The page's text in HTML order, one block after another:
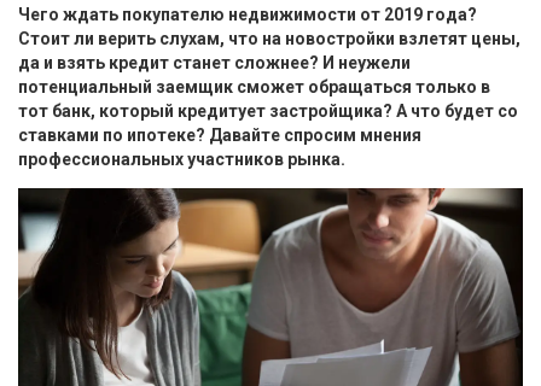
Чего ждать покупателю недвижимости от 2019 года?
Стоит ли верить слухам, что на новостройки взлетят цены,
да и взять кредит станет сложнее? И неужели
потенциальный заемщик сможет обращаться только в
тот банк, который кредитует застройщика? А что будет со
ставками по ипотеке? Давайте спросим мнения
профессиональных участников рынка.